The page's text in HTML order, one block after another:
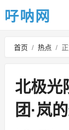
吇呐网
首页 / 热点 /
北极光
团·岚